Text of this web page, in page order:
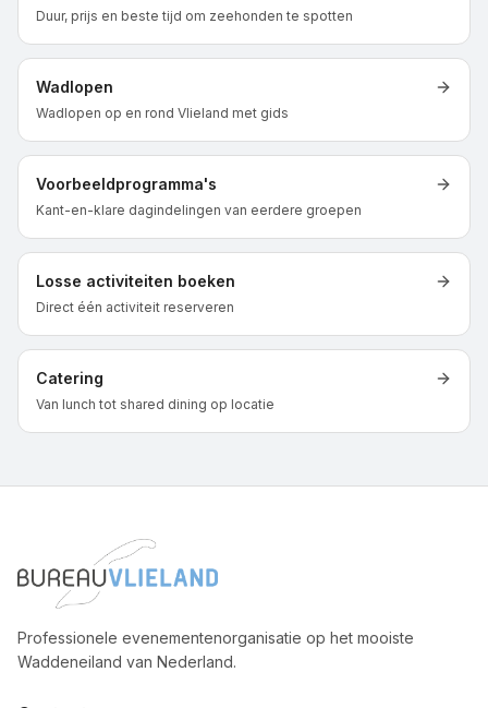
Duur, prijs en beste tijd om zeehonden te spotten
Wadlopen
Wadlopen op en rond Vlieland met gids
Voorbeeldprogramma's
Kant-en-klare dagindelingen van eerdere groepen
Losse activiteiten boeken
Direct één activiteit reserveren
Catering
Van lunch tot shared dining op locatie
Professionele evenementenorganisatie op het mooiste
Waddeneiland van Nederland.